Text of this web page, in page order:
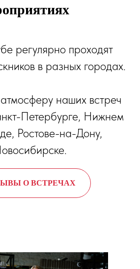
регулярно проходят
в разных городах.
наших встреч
Петербурге, Нижнем
Ростове-на-Дону,
О ВСТРЕЧАХ